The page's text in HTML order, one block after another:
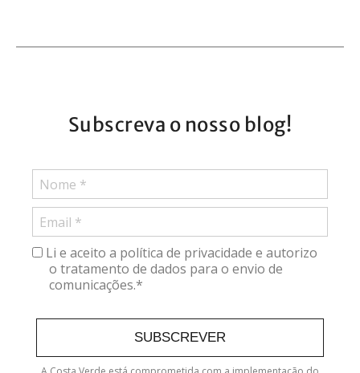
Subscreva o nosso blog!
Li e aceito a política de privacidade e autorizo
o tratamento de dados para o envio de
comunicações.*
SUBSCREVER